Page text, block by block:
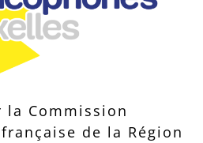
la Commission
de la Région